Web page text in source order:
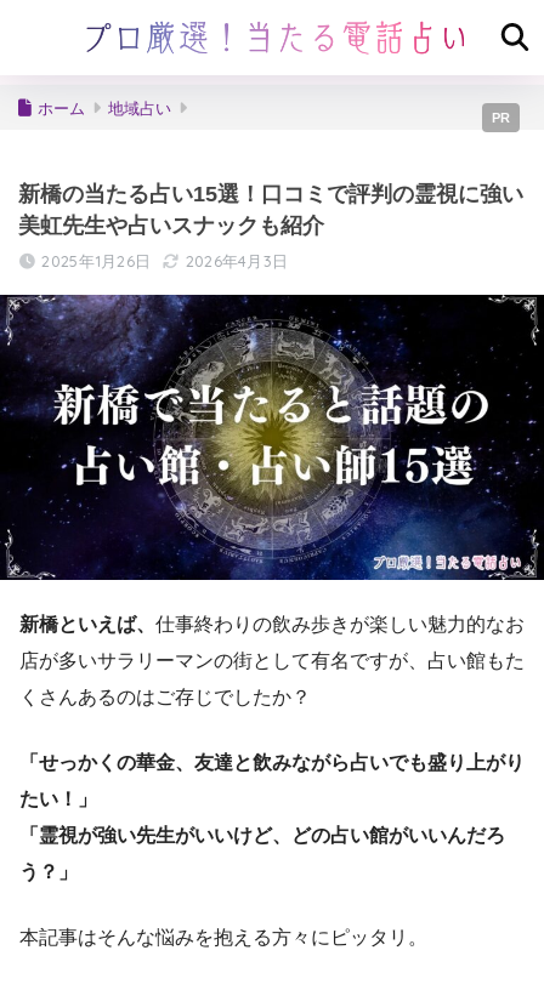
PR
ホーム 地域占い
新橋の当たる占い15選！口コミで評判の霊視に強い
美虹先生や占いスナックも紹介
2025年1月26日 2026年4月3日
新橋といえば、 仕事終わりの飲み歩きが楽しい魅力的なお
店が多いサラリーマンの街として有名ですが、占い館もた
くさんあるのはご存じでしたか？
「せっかくの華金、友達と飲みながら占いでも盛り上がり
たい！」
「霊視が強い先生がいいけど、どの占い館がいいんだろ
う？」
本記事はそんな悩みを抱える方々にピッタリ。